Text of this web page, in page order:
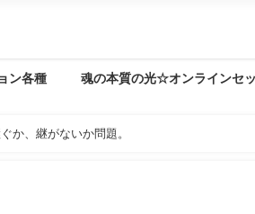
ン各種 魂の本質の光☆オンラインセ
か、継がないか問題。